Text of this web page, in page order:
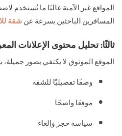
المواقع غير الآمنة غالبًا ما تُستخدم
المسافرين الباحثين بسرعة عنشقة
ثالثًا: تحليل محتوى الإعلانات
الموقع الموثوق لا يكتفي بصور
وصفًا تفصيليًا للشقة
موقعًا واضحًا
سياسة حجز وإلغاء